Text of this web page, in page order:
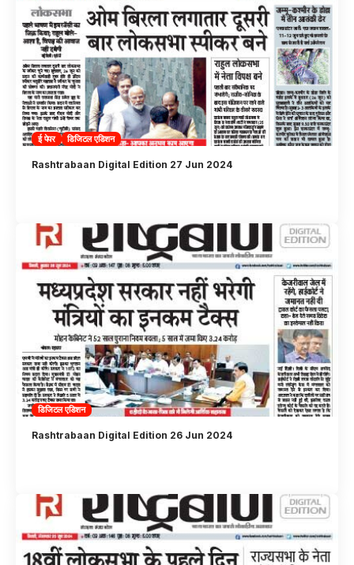
ई पेपर डिजिटल एडिशन
Rashtrabaan Digital Edition 27 Jun 2024
डिजिटल एडिशन
Rashtrabaan Digital Edition 26 Jun 2024